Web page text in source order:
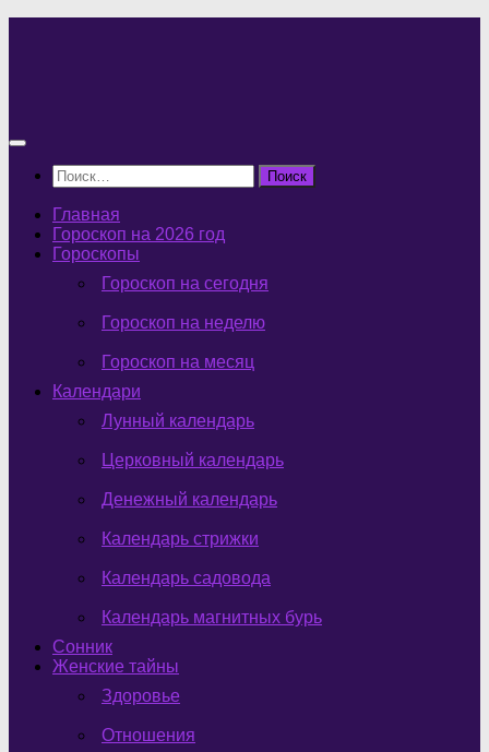
Найти:
Главная
Гороскоп на 2026 год
Гороскопы
Гороскоп на сегодня
Гороскоп на неделю
Гороскоп на месяц
Календари
Лунный календарь
Церковный календарь
Денежный календарь
Календарь стрижки
Календарь садовода
Календарь магнитных бурь
Сонник
Женские тайны
Здоровье
Отношения